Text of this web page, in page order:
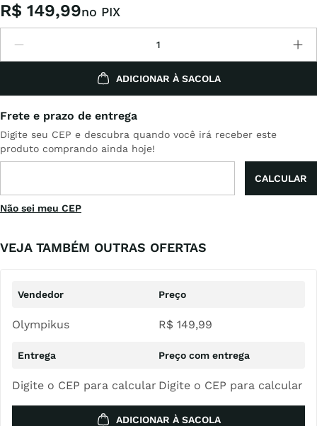
R$ 149,99no PIX
ADICIONAR À SACOLA
Não sei meu CEP
VEJA TAMBÉM OUTRAS OFERTAS
Olympikus R$ 149,99
Digite o CEP para calcular Digite o CEP para calcular
ADICIONAR À SACOLA